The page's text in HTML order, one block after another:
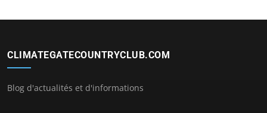
CLIMATEGATECOUNTRYCLUB.COM
Blog d'actualités et d'informations